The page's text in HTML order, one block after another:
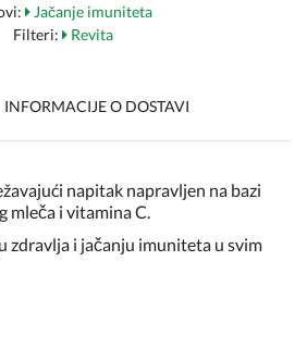
Jačanje imuniteta
Filteri:
Revita
INFORMACIJE O DOSTAVI
napitak napravljen na bazi
mleča i vitamina C.
zdravlja i jačanju imuniteta u svim